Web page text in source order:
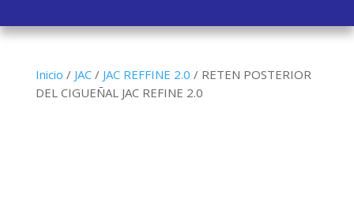
Inicio / JAC/ JAC REFFINE 2.0 / RETEN POSTERIOR
DEL CIGUEÑAL JAC REFINE 2.0